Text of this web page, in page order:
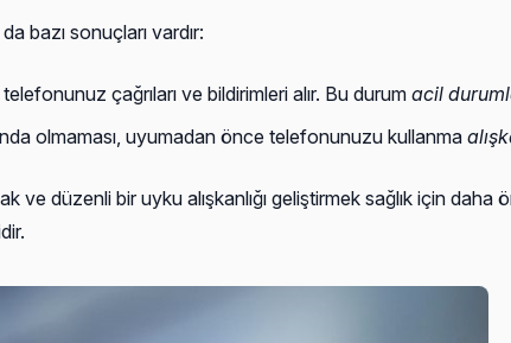
bazı sonuçları vardır:
çağrıları ve bildirimleri alır. Bu durum acil
olmaması, uyumadan önce telefonunuzu kullanma
ve düzenli bir uyku alışkanlığı geliştirmek sağlık için